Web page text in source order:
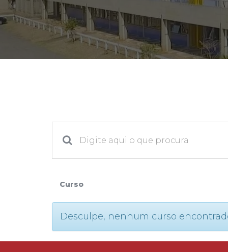
Vestibular
2ª Graduação
Reingresso
Curso
Desculpe, nenhum curso